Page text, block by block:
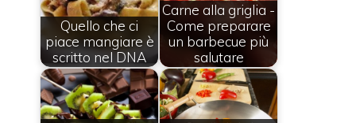
Quello che ci
piace mangiare è
scritto nel DNA
Carne alla griglia -
Come preparare
un barbecue più
salutare